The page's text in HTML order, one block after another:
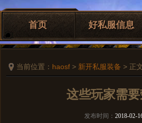
首页 好私服信息
当前位置： haosf > 新开私服装备 > 正
这些玩家需
发布时间： 2018-02-